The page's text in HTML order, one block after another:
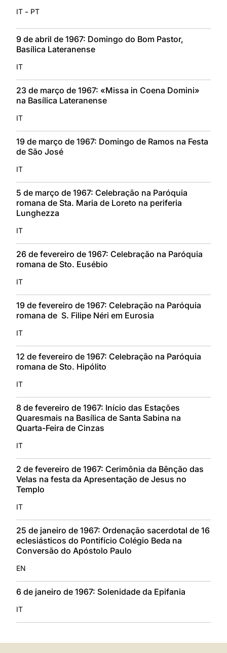
IT - PT
9 de abril de 1967: Domingo do Bom Pastor,
Basílica Lateranense
IT
23 de março de 1967: «Missa in Coena Domini»
na Basílica Lateranense
IT
19 de março de 1967: Domingo de Ramos na Festa
de São José
IT
5 de março de 1967: Celebração na Paróquia
romana de Sta. Maria de Loreto na periferia
Lunghezza
IT
26 de fevereiro de 1967: Celebração na Paróquia
romana de Sto. Eusébio
IT
19 de fevereiro de 1967: Celebração na Paróquia
romana de S. Filipe Néri em Eurosia
IT
12 de fevereiro de 1967: Celebração na Paróquia
romana de Sto. Hipólito
IT
8 de fevereiro de 1967: Início das Estações
Quaresmais na Basílica de Santa Sabina na
Quarta-Feira de Cinzas
IT
2 de fevereiro de 1967: Cerimônia da Bênção das
Velas na festa da Apresentação de Jesus no
Templo
IT
25 de janeiro de 1967: Ordenação sacerdotal de 16
eclesiásticos do Pontifício Colégio Beda na
Conversão do Apóstolo Paulo
EN
6 de janeiro de 1967: Solenidade da Epifania
IT